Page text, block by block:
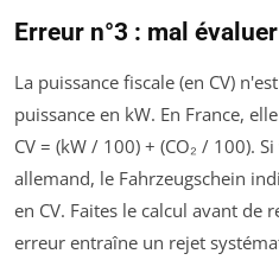
Erreur n°3 : mal
La puissance fiscale (en CV)
puissance en kW. En France,
CV = (kW / 100) + (CO₂ / 100).
allemand, le Fahrzeugschein
en CV. Faites le calcul avant
erreur entraîne un rejet